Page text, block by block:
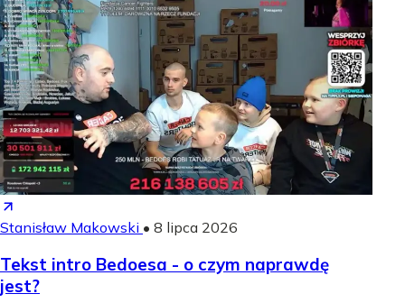
Stanisław Makowski • 8 lipca 2026
Tekst intro Bedoesa - o czym naprawdę
jest?